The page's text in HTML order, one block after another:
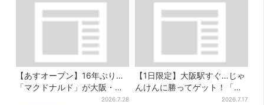
【あすオープン】16年ぶり…
「マクドナルド」が大阪・本
町に帰ってくる！駅から徒歩1
2026.7.28
【1日限定】大阪駅すぐ…じゃ
んけんに勝ってゲット！「阪
神タイガースうちわ」と「ス
2026.7.17